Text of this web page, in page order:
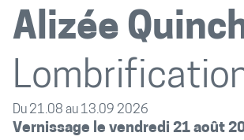
Alizée
Du 21.08 au 13.09 2026
Vernissage le vendredi 21 août